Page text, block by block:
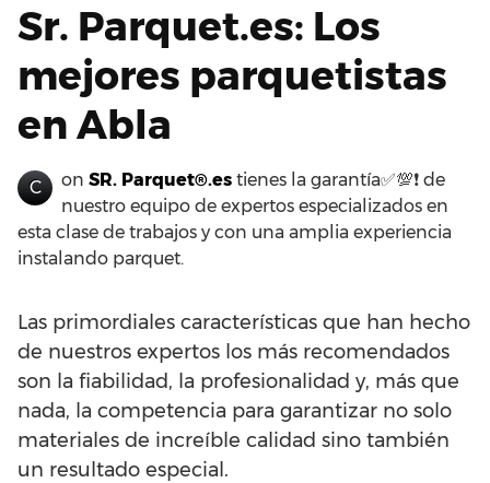
Sr. Parquet.es: Los
mejores parquetistas
en Abla
C on SR. Parquet®.es tienes la garantía✅💯❗ de
nuestro equipo de expertos especializados en
esta clase de trabajos y con una amplia experiencia
instalando parquet.
Las primordiales características que han hecho
de nuestros expertos los más recomendados
son la fiabilidad, la profesionalidad y, más que
nada, la competencia para garantizar no solo
materiales de increíble calidad sino también
un resultado especial.